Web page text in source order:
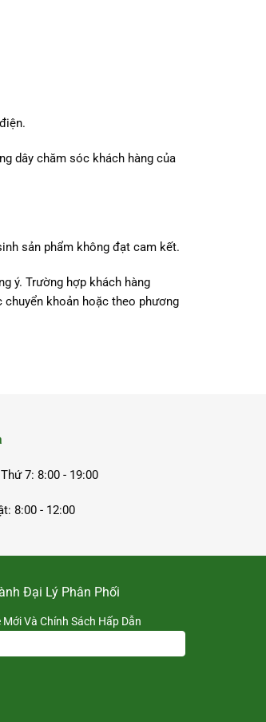
dây chăm sóc khách hàng của
sản phẩm không đạt cam kết.
ý. Trường hợp khách hàng
khoản hoặc theo phương
7: 8:00 - 19:00
8:00 - 12:00
Đại Lý Phân Phối
Và Chính Sách Hấp Dẫn